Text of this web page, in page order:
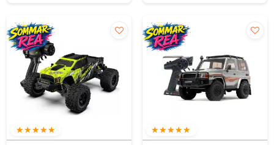
95% 100%